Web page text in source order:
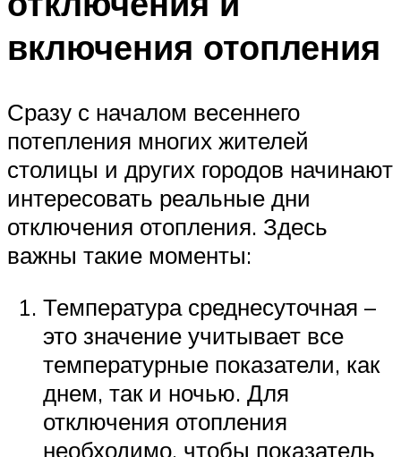
включения отопления
Сразу с началом весеннего
потепления многих жителей
столицы и других городов начинают
интересовать реальные дни
отключения отопления. Здесь
важны такие моменты:
Температура среднесуточная –
это значение учитывает все
температурные показатели, как
днем, так и ночью. Для
отключения отопления
необходимо, чтобы показатель